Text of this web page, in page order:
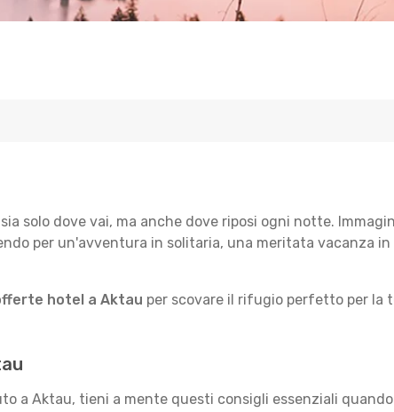
solo dove vai, ma anche dove riposi ogni notte.
per un'avventura in solitaria, una meritata vacanza
hotel a Aktau per scovare il rifugio perfetto per la
a Aktau, tieni a mente questi consigli essenziali